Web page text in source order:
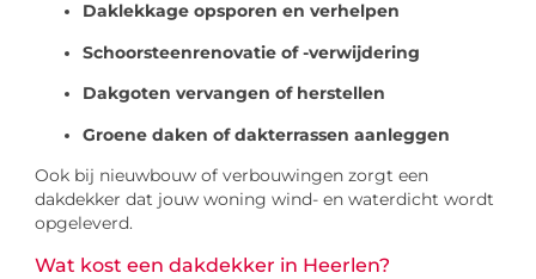
Daklekkage opsporen en verhelpen
Schoorsteenrenovatie of -verwijdering
Dakgoten vervangen of herstellen
Groene daken of dakterrassen aanleggen
Ook bij nieuwbouw of verbouwingen zorgt een
dakdekker dat jouw woning wind- en waterdicht wordt
opgeleverd.
Wat kost een dakdekker in Heerlen?